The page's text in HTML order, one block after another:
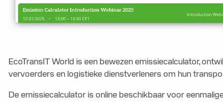
EcoTransIT World is een bewezen emissiecalculator,
vervoerders en logistieke dienstverleners om hun
De emissiecalculator is online beschikbaar voor